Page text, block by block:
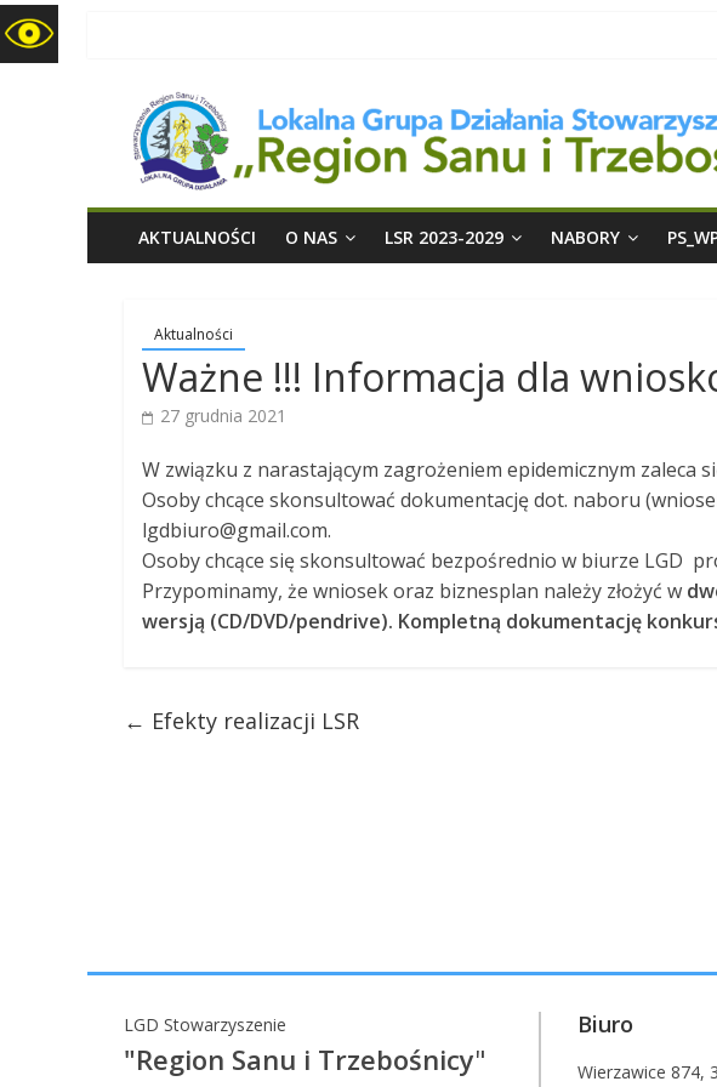
LGD
Region
Sanu
i
Trzebośnicy
AKTUALNOŚCI O NAS LSR 2023-2029 NABORY
Aktualności
Ważne !!! Informacja dla
27 grudnia 2021
W związku z narastającym zagrożeniem epidemicznym
Osoby chcące skonsultować dokumentację dot. naboru
lgdbiuro@gmail.com.
Osoby chcące się skonsultować bezpośrednio w biurze LGD
Przypominamy, że wniosek oraz biznesplan należy złożyć w
wersją (CD/DVD/pendrive). Kompletną dokumentację
← Efekty realizacji LSR
LGD Stowarzyszenie
"Region Sanu i Trzebośnicy"
Biuro
Wierzawice 874,